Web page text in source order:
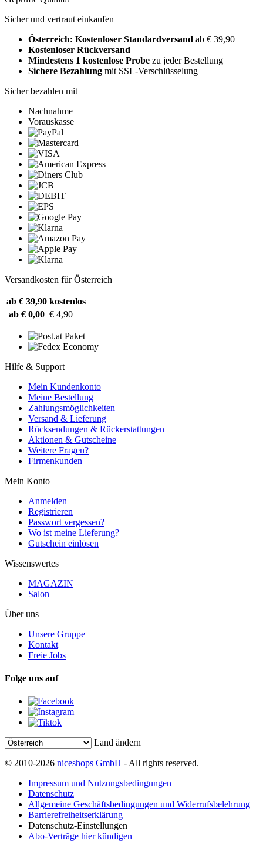
Sicher und vertraut einkaufen
Österreich: Kostenloser Standardversand ab € 39,90
Kostenloser Rückversand
Mindestens 1 kostenlose Probe zu jeder Bestellung
Sichere Bezahlung mit SSL-Verschlüsselung
Sicher bezahlen mit
Nachnahme
Vorauskasse
Versandkosten für Österreich
ab € 39,90 kostenlos
ab € 0,00 € 4,90
Hilfe & Support
Mein Kundenkonto
Meine Bestellung
Zahlungsmöglichkeiten
Versand & Lieferung
Rücksendungen & Rückerstattungen
Aktionen & Gutscheine
Weitere Fragen?
Firmenkunden
Mein Konto
Anmelden
Registrieren
Passwort vergessen?
Wo ist meine Lieferung?
Gutschein einlösen
Wissenswertes
MAGAZIN
Salon
Über uns
Unsere Gruppe
Kontakt
Freie Jobs
Folge uns auf
Land ändern
© 2010-2026 niceshops GmbH - All rights reserved.
Impressum und Nutzungsbedingungen
Datenschutz
Allgemeine Geschäftsbedingungen und Widerrufsbelehrung
Barrierefreiheitserklärung
Datenschutz-Einstellungen
Abo-Verträge hier kündigen